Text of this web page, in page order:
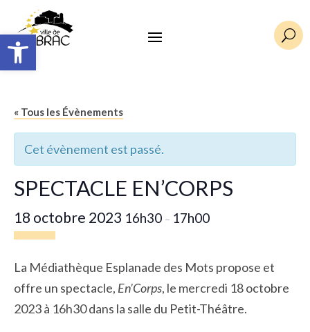
Ouvrir la barre d’outils U
« Tous les Évènements
Cet évènement est passé.
SPECTACLE EN’CORPS
18 octobre 2023 16h30 – 17h00
La Médiathèque Esplanade des Mots propose et
offre un spectacle, En’Corps, le mercredi 18 octobre
2023 à 16h30 dans la salle du Petit-Théâtre.